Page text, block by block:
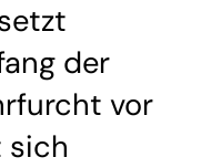
der
vor
sich